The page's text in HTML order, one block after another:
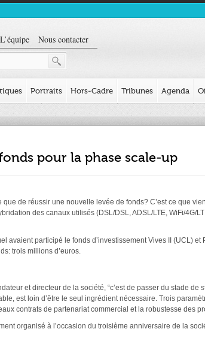
L’équipe Nous contacter
Portraits Hors-Cadre Tribunes Agenda
pour la phase scale-up
de réussir une nouvelle levée de fonds? C’est ce que
des canaux utilisés (DSL/DSL, ADSL/LTE, WiFi/4G/
avaient participé le fonds d’investissement Vives II (UCL) et
trois millions d’euros.
et directeur de la société, “c’est de passer du stade
est loin d’être le seul ingrédient nécessaire. Trois
contrats de partenariat commercial et la robustesse des
organisé à l’occasion du troisième anniversaire de la